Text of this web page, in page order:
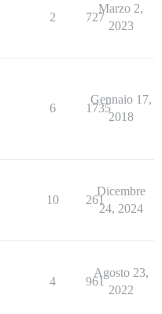
2 727
Marzo 2,
2023
6 1735
Gennaio 17,
2018
10 261
Dicembre
24, 2024
4 961
Agosto 23,
2022